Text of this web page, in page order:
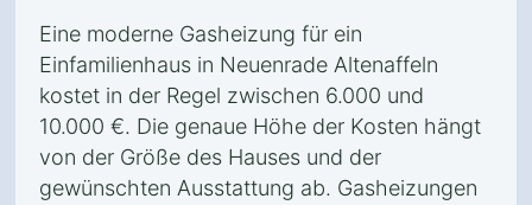
Eine moderne Gasheizung für ein
Einfamilienhaus in Neuenrade Altenaffeln
kostet in der Regel zwischen 6.000 und
10.000 €. Die genaue Höhe der Kosten hängt
von der Größe des Hauses und der
gewünschten Ausstattung ab. Gasheizungen